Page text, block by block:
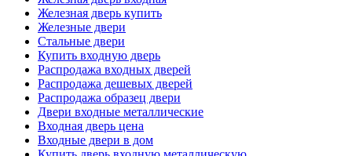
Железная дверь купить
Железные двери
Стальные двери
Купить входную дверь
Распродажа входных дверей
Распродажа дешевых дверей
Распродажа образец двери
Двери входные металлические
Входная дверь цена
Входные двери в дом